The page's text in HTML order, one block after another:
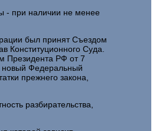
- при наличии не менее
был принят Съездом
Конституционного Суда.
Президента РФ от 7
новый Федеральный
прежнего закона,
разбирательства,